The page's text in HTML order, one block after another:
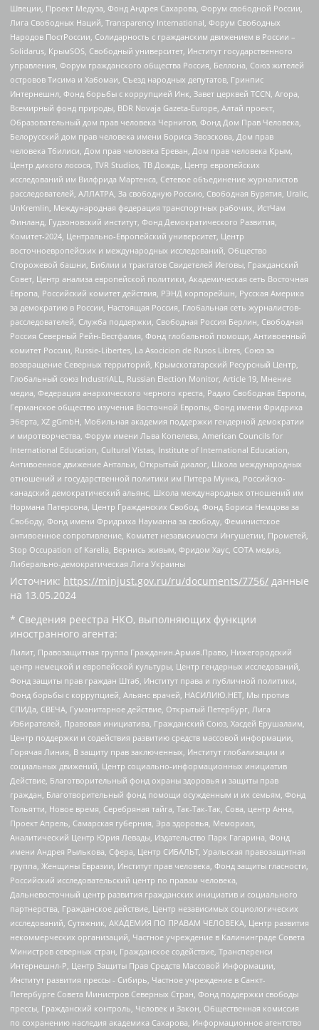
Швеции, Проект Медуза, Фонд Андрея Сахарова, Форум свободной России,
Лига Свободных Наций, Transparеncy International, Форум Свободных
Народов ПостРоссии, Солидарность с гражданским движением в России –
Solidarus, КрымSOS, Свободный университет, Институт государственного
управления, Форум гражданского общества Россия, Беллона, Союз жителей
островов Тисима и Хабомаи, Съезд народных депутатов, Гринпис
Интернешнл, Фонд борьбы с коррупцией Инк, Завет церквей TCCN, Агора,
Всемирный фонд природы, BDR Novaja Gazeta-Europe, Алтай проект,
Образовательный дом прав человека Чернигов, Фонд Дом Прав Человека,
Белорусский дом прав человека имени Бориса Звозскова, Дом прав
человека Тбилиси, Дом прав человека Ереван, Дом прав человека Крым,
Центр дикого лосося, TVR Studios, ТВ Дождь, Центр европейских
исследований им Вилфрида Мартенса, Сетевое объединение журналистов
расследователей, АЛЛАТРА, За свободную Россию, Свободная Бурятия, Uralic,
UnKremlin, Международная федерация транспортных рабочих, ИстЧам
Финланд, Гудзоновский институт, Фонд Демократического Развития,
Комитет-2024, Центрально-Европейский университет, Центр
восточноевропейских и международных исследований, Общество
Сторожевой башни, Библии и трактатов Свидетелей Иеговы, Гражданский
Совет, Центр анализа европейской политики, Академическая сеть Восточная
Европа, Российский комитет действия, РЭНД корпорейшн, Русская Америка
за демократию в России, Настоящая Россия, Глобальная сеть журналистов-
расследователей, Служба поддержки, Свободная Россия Берлин, Свободная
Россия Северный Рейн-Вестфалия, Фонд глобальной помощи, Антивоенный
комитет России, Russie-Libertes, La Asocicion de Rusos Libres, Союз за
возвращение Северных территорий, Крымскотатарский Ресурсный Центр,
Глобальный союз IndustriALL, Russian Election Monitor, Article 19, Мнение
медиа, Федерация анархического черного креста, Радио Свободная Европа,
Германское общество изучения Восточной Европы, Фонд имени Фридриха
Эберта, XZ gGmbH, Мобильная академия поддержки гендерной демократии
и миротворчества, Форум имени Льва Копелева, American Councils for
International Education, Cultural Vistas, Institute of International Education,
Антивоенное движение Антальи, Открытый диалог, Школа международных
отношений и государственной политики им Питера Мунка, Российско-
канадский демократический альянс, Школа международных отношений им
Нормана Патерсона, Центр Гражданских Свобод, Фонд Бориса Немцова за
Свободу, Фонд имени Фридриха Науманна за свободу, Феминистское
антивоенное сопротивление, Комитет независимости Ингушетии, Прометей,
Stop Occupation of Karelia, Вернись живым, Фридом Хаус, СОТА медиа,
Либерально-демократическая Лига Украины
Источник: https://minjust.gov.ru/ru/documents/7756/ данные
на 13.05.2024
* Сведения реестра НКО, выполняющих функции
иностранного агента:
Лилит, Правозащитная группа Гражданин.Армия.Право, Нижегородский
центр немецкой и европейской культуры, Центр гендерных исследований,
Фонд защиты прав граждан Штаб, Институт права и публичной политики,
Фонд борьбы с коррупцией, Альянс врачей, НАСИЛИЮ.НЕТ, Мы против
СПИДа, СВЕЧА, Гуманитарное действие, Открытый Петербург, Лига
Избирателей, Правовая инициатива, Гражданский Союз, Хасдей Ерушалаим,
Центр поддержки и содействия развитию средств массовой информации,
Горячая Линия, В защиту прав заключенных, Институт глобализации и
социальных движений, Центр социально-информационных инициатив
Действие, Благотворительный фонд охраны здоровья и защиты прав
граждан, Благотворительный фонд помощи осужденным и их семьям, Фонд
Тольятти, Новое время, Серебряная тайга, Так-Так-Так, Сова, центр Анна,
Проект Апрель, Самарская губерния, Эра здоровья, Мемориал,
Аналитический Центр Юрия Левады, Издательство Парк Гагарина, Фонд
имени Андрея Рылькова, Сфера, Центр СИБАЛЬТ, Уральская правозащитная
группа, Женщины Евразии, Институт прав человека, Фонд защиты гласности,
Российский исследовательский центр по правам человека,
Дальневосточный центр развития гражданских инициатив и социального
партнерства, Гражданское действие, Центр независимых социологических
исследований, Сутяжник, АКАДЕМИЯ ПО ПРАВАМ ЧЕЛОВЕКА, Центр развития
некоммерческих организаций, Частное учреждение в Калининграде Совета
Министров северных стран, Гражданское содействие, Трансперенси
Интернешнл-Р, Центр Защиты Прав Средств Массовой Информации,
Институт развития прессы - Сибирь, Частное учреждение в Санкт-
Петербурге Совета Министров Северных Стран, Фонд поддержки свободы
прессы, Гражданский контроль, Человек и Закон, Общественная комиссия
по сохранению наследия академика Сахарова, Информационное агентство